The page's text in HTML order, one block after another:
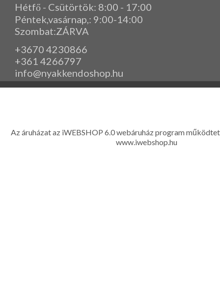
Hétfő - Csütörtök: 8:00 - 17:00
Péntek,vasárnap, : 9:00-14:00
Szombat:ZÁRVA
+3670 4230866
+361 4266797
info@nyakkendoshop.hu
Az áruházat az iWEBSHOP 6.0 webáruház program
www.iwebshop.hu